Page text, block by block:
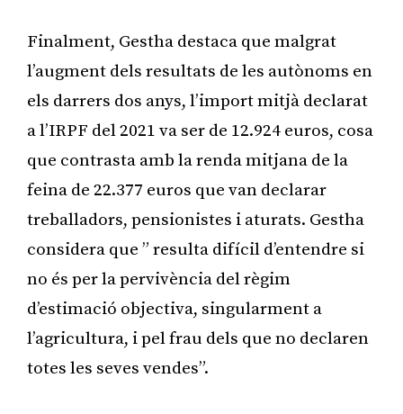
Finalment, Gestha destaca que malgrat
l’augment dels resultats de les autònoms en
els darrers dos anys, l’import mitjà declarat
a l’IRPF del 2021 va ser de 12.924 euros, cosa
que contrasta amb la renda mitjana de la
feina de 22.377 euros que van declarar
treballadors, pensionistes i aturats. Gestha
considera que ” resulta difícil d’entendre si
no és per la pervivència del règim
d’estimació objectiva, singularment a
l’agricultura, i pel frau dels que no declaren
totes les seves vendes”.